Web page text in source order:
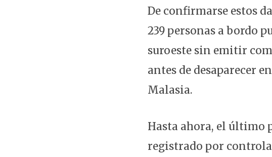
De confirmarse estos
239 personas a bordo
suroeste sin emitir
antes de desaparecer
Malasia.
Hasta ahora, el último
registrado por